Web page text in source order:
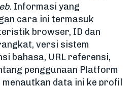
. Informasi yang
cara ini termasuk
browser, ID dan
versi sistem
bahasa, URL referensi,
penggunaan Platform
menautkan data ini ke profil